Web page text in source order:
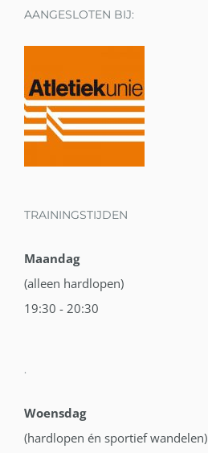
AANGESLOTEN BIJ:
TRAININGSTIJDEN
Maandag
(alleen hardlopen)
19:30 - 20:30
.
Woensdag
(hardlopen én sportief wandelen)